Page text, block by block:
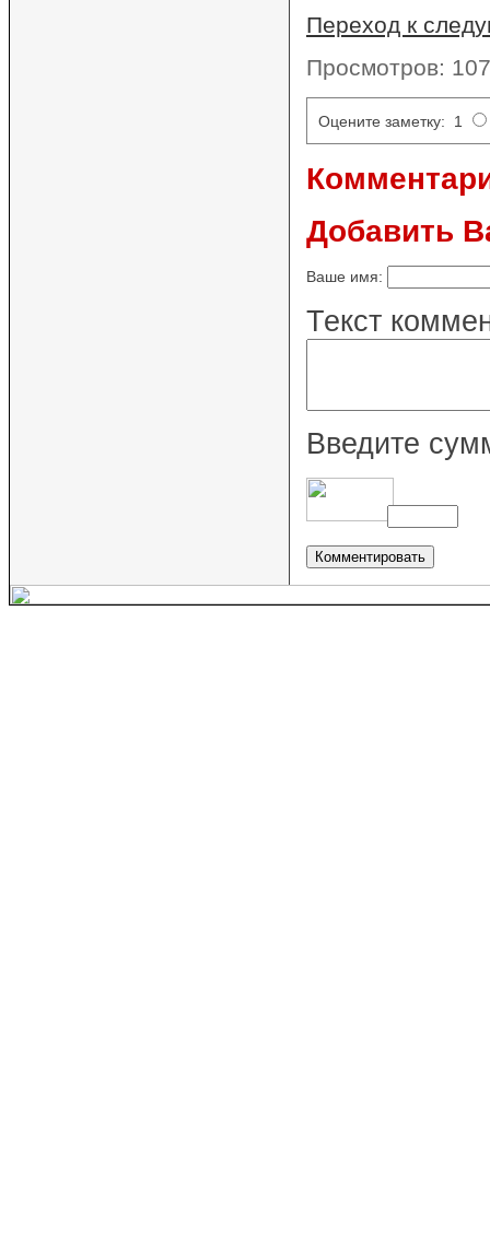
Переход к
Просмотров:
Оцените заметку: 1
Добавить
Ваше имя:
Текст
Введите